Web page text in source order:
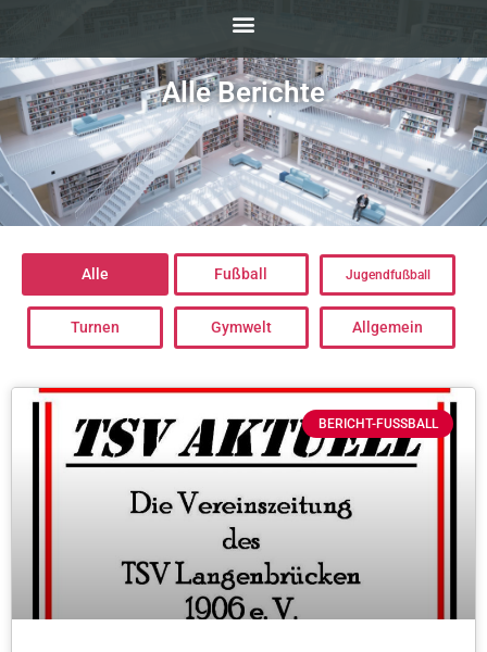
Alle Berichte
Alle Fußball Jugendfußball
Turnen Gymwelt Allgemein
BERICHT-FUSSBALL